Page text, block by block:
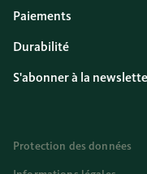
Paiements
Durabilité
S'abonner à la
Protection des données